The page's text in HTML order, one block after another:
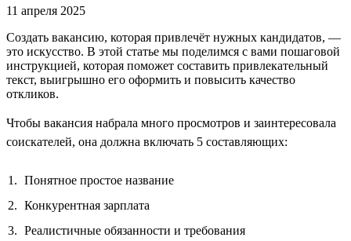
11 апреля 2025
Создать вакансию, которая привлечёт нужных кандидатов, —
это искусство. В этой статье мы поделимся с вами пошаговой
инструкцией, которая поможет составить привлекательный
текст, выигрышно его оформить и повысить качество
откликов.
Чтобы вакансия набрала много просмотров и заинтересовала
соискателей, она должна включать 5 составляющих:
Понятное простое название
Конкурентная зарплата
Реалистичные обязанности и требования